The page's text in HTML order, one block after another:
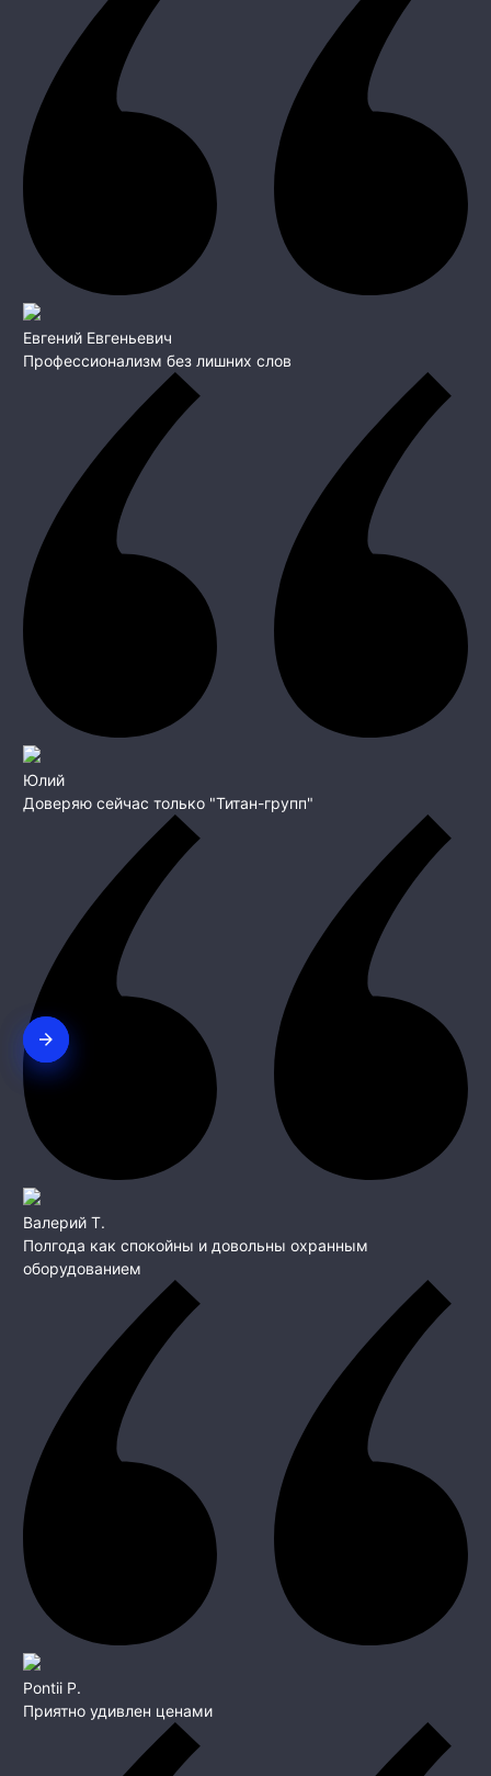
Евгений Евгеньевич
Профессионализм без лишних слов
Юлий
Доверяю сейчас только "Титан-групп"
Валерий Т.
Полгода как спокойны и довольны охранным
оборудованием
Pontii P.
Приятно удивлен ценами